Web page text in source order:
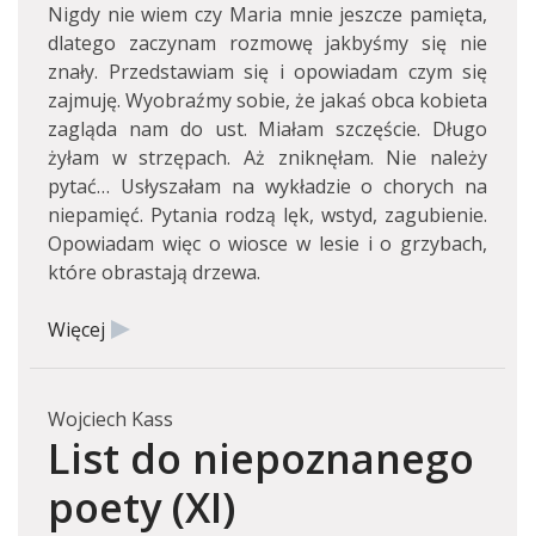
Nigdy nie wiem czy Maria mnie jeszcze pamięta,
dlatego zaczynam rozmowę jakbyśmy się nie
znały. Przedstawiam się i opowiadam czym się
zajmuję. Wyobraźmy sobie, że jakaś obca kobieta
zagląda nam do ust. Miałam szczęście. Długo
żyłam w strzępach. Aż zniknęłam. Nie należy
pytać… Usłyszałam na wykładzie o chorych na
niepamięć. Pytania rodzą lęk, wstyd, zagubienie.
Opowiadam więc o wiosce w lesie i o grzybach,
które obrastają drzewa.
Więcej
Wojciech Kass
List do niepoznanego
poety (XI)